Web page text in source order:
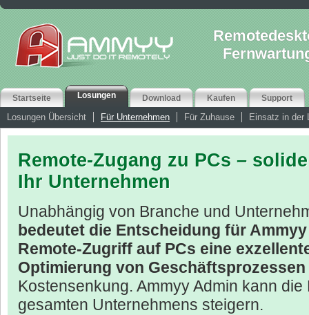
Startseite Losungen Download Kaufen Support
Losungen Übersicht Für Unternehmen Für Zuhause Einsatz in der
Remote-Zugang zu PCs –
Ihr Unternehmen
Unabhängig von Branche und
bedeutet die Entscheidung für
Remote-Zugriff auf PCs eine
Optimierung von Geschäftsprozessen
Kostensenkung. Ammyy Admin kann
gesamten Unternehmens steigern.